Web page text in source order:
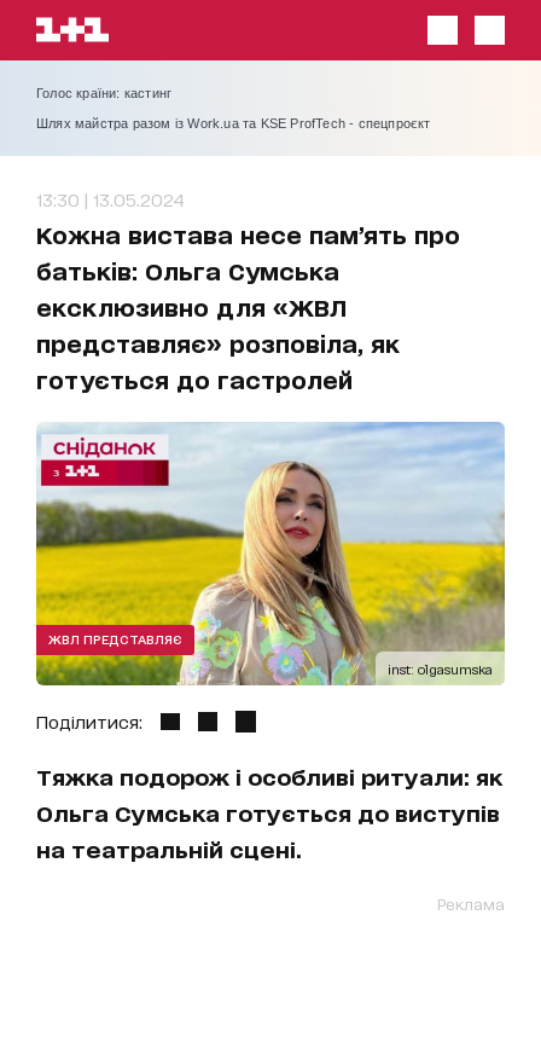
Голос країни: кастинг
Шлях майстра разом із Work.ua та KSE ProfTech - спецпроєкт
13:30 | 13.05.2024
Кожна вистава несе памʼять про
батьків: Ольга Сумська
ексклюзивно для «ЖВЛ
представляє» розповіла, як
готується до гастролей
inst: olgasumska
ЖВЛ ПРЕДСТАВЛЯЄ
Поділитися:
Тяжка подорож і особливі ритуали: як
Ольга Сумська готується до виступів
на театральній сцені.
Реклама